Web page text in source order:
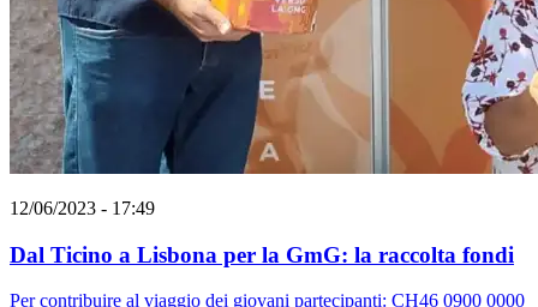
12/06/2023 - 17:49
Dal Ticino a Lisbona per la GmG: la raccolta fondi
Per contribuire al viaggio dei giovani partecipanti: CH46 0900 0000